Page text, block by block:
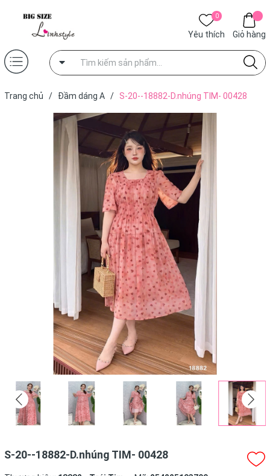
0
Yêu thích Giỏ hàng
Trang chủ / Đầm dáng A / S-20--18882-D.nhúng TIM- 00428
S-20--18882-D.nhúng TIM- 00428